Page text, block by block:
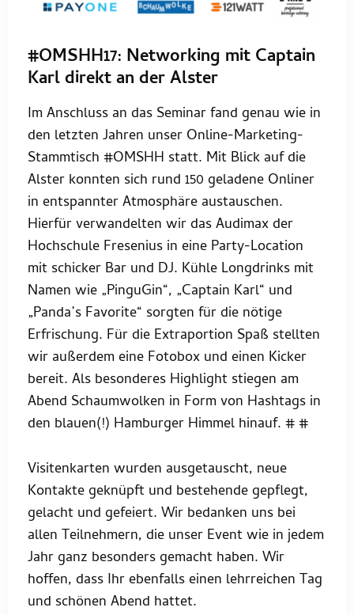
#OMSHH17: Networking mit Captain
Karl direkt an der Alster
Im Anschluss an das Seminar fand genau wie in
den letzten Jahren unser Online-Marketing-
Stammtisch #OMSHH statt. Mit Blick auf die
Alster konnten sich rund 150 geladene Onliner
in entspannter Atmosphäre austauschen.
Hierfür verwandelten wir das Audimax der
Hochschule Fresenius in eine Party-Location
mit schicker Bar und DJ. Kühle Longdrinks mit
Namen wie „PinguGin“, „Captain Karl“ und
„Panda’s Favorite“ sorgten für die nötige
Erfrischung. Für die Extraportion Spaß stellten
wir außerdem eine Fotobox und einen Kicker
bereit. Als besonderes Highlight stiegen am
Abend Schaumwolken in Form von Hashtags in
den blauen(!) Hamburger Himmel hinauf. # #
Visitenkarten wurden ausgetauscht, neue
Kontakte geknüpft und bestehende gepflegt,
gelacht und gefeiert. Wir bedanken uns bei
allen Teilnehmern, die unser Event wie in jedem
Jahr ganz besonders gemacht haben. Wir
hoffen, dass Ihr ebenfalls einen lehrreichen Tag
und schönen Abend hattet.